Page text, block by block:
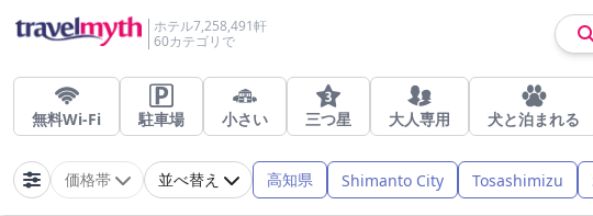
ホテル7,258,491軒
60カテゴリで
無料Wi-Fi 駐車場 小さい 三つ星 大人専用 犬と泊まれる
価格帯 並べ替え 高知県 Shimanto City Tosashimizu